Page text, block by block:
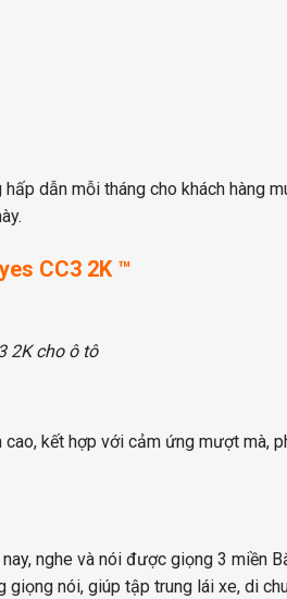
dẫn mỗi tháng cho khách hàng
CC3 2K ™
2K cho ô tô
kết hợp với cảm ứng mượt mà,
nghe và nói được giọng 3 miền
nói, giúp tập trung lái xe, di